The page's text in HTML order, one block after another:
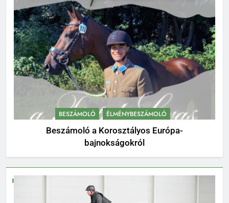
BESZÁMOLÓ ÉLMÉNYBESZÁMOLÓ
Beszámoló a Korosztályos Európa-
bajnokságokról